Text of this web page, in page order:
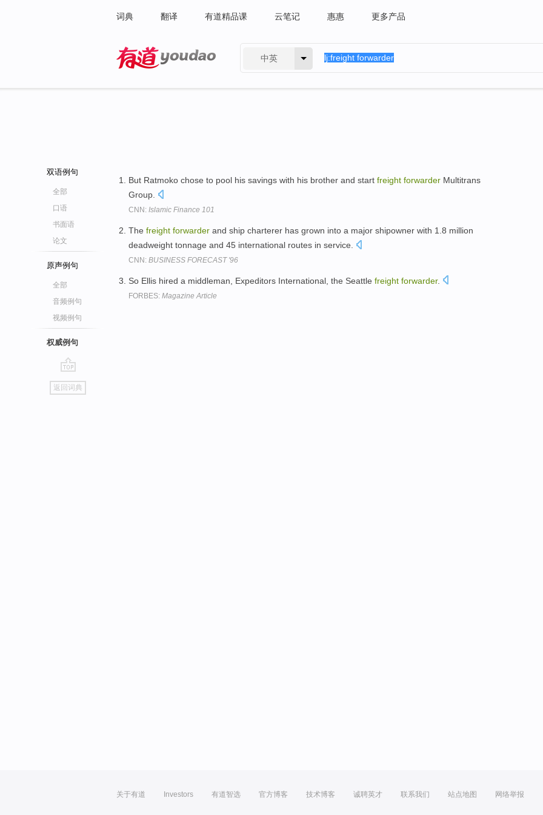
词典 翻译 有道精品课 云笔记 惠惠 更多产品
中英
双语例句
全部
口语
书面语
论文
原声例句
全部
音频例句
视频例句
权威例句
go
top
返回词典
But Ratmoko chose to pool his savings with his brother and start freight forwarder Multitrans
Group.
CNN: Islamic Finance 101
The freight forwarder and ship charterer has grown into a major shipowner with 1.8 million
deadweight tonnage and 45 international routes in service.
CNN: BUSINESS FORECAST '96
So Ellis hired a middleman, Expeditors International, the Seattle freight forwarder.
FORBES: Magazine Article
关于有道 Investors 有道智选 官方博客 技术博客 诚聘英才 联系我们 站点地图 网络举报